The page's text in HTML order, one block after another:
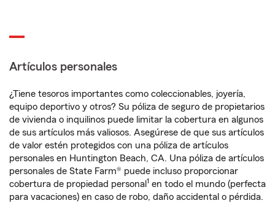
Artículos personales
¿Tiene tesoros importantes como coleccionables, joyería,
equipo deportivo y otros? Su póliza de seguro de propietarios
de vivienda o inquilinos puede limitar la cobertura en algunos
de sus artículos más valiosos. Asegúrese de que sus artículos
de valor estén protegidos con una póliza de artículos
personales en Huntington Beach, CA. Una póliza de artículos
personales de State Farm® puede incluso proporcionar
cobertura de propiedad personal 1 en todo el mundo (perfecta
para vacaciones) en caso de robo, daño accidental o pérdida.